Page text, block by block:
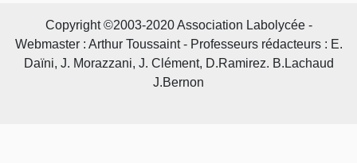
Copyright ©2003-2020 Association Labolycée -
Webmaster : Arthur Toussaint - Professeurs rédacteurs : E.
Daïni, J. Morazzani, J. Clément, D.Ramirez. B.Lachaud
J.Bernon